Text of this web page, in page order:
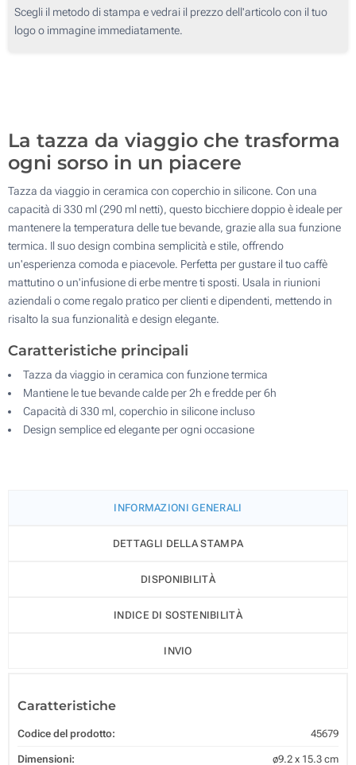
Senza stampa
50
100
Scegli il metodo di stampa e vedrai il prezzo dell'articolo con il tuo
logo o immagine immediatamente.
La tazza da viaggio che trasforma
ogni sorso in un piacere
Tazza da viaggio in ceramica con coperchio in silicone. Con una
capacità di 330 ml (290 ml netti), questo bicchiere doppio è ideale per
mantenere la temperatura delle tue bevande, grazie alla sua funzione
termica. Il suo design combina semplicità e stile, offrendo
un'esperienza comoda e piacevole. Perfetta per gustare il tuo caffè
mattutino o un'infusione di erbe mentre ti sposti. Usala in riunioni
aziendali o come regalo pratico per clienti e dipendenti, mettendo in
risalto la sua funzionalità e design elegante.
Caratteristiche principali
Tazza da viaggio in ceramica con funzione termica
Mantiene le tue bevande calde per 2h e fredde per 6h
Capacità di 330 ml, coperchio in silicone incluso
Design semplice ed elegante per ogni occasione
INFORMAZIONI GENERALI
DETTAGLI DELLA STAMPA
DISPONIBILITÀ
INDICE DI SOSTENIBILITÀ
INVIO
Caratteristiche
Codice del prodotto: 45679
Dimensioni: ø9.2 x 15.3 cm